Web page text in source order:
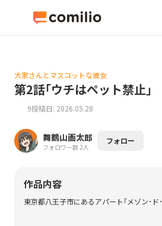
大家さんとマスコットな彼女
第2話｢ウチはペット禁止｣
9投稿日: 2026.05.28
舞鶴山画太郎
フォロワー数 2人
フォロー
作品内容
東京都八王子市にあるアパート｢メゾン･